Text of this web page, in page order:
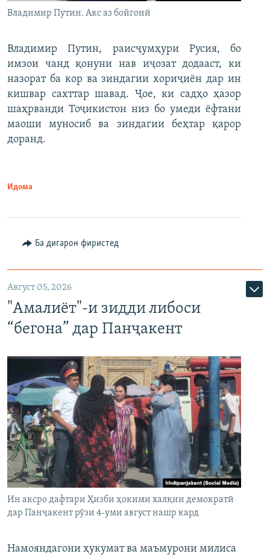
Владимир Путин. Акс аз бойгонӣ
Владимир Путин, раисҷумҳури Русия, бо
имзои чанд қонуни нав иҷозат додааст, ки
назорат ба кор ва зиндагии хориҷиён дар ин
кишвар сахттар шавад. Ҷое, ки садҳо ҳазор
шаҳрванди Тоҷикистон низ бо умеди ёфтани
маоши муносиб ва зиндагии беҳтар қарор
доранд.
Идома
Ба дигарон фиристед
Август 05, 2026
"Амалиёт"-и зидди либоси
“бегона” дар Панҷакент
Ин аксро дафтари Ҳизби ҳокими халқии демократӣ
дар Панҷакент рӯзи 4-уми август нашр кард
Намояндагони ҳукумат ва маъмурони милиса